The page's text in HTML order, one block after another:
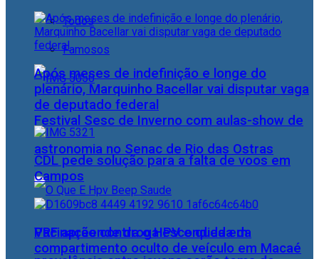
Todos
Famosos
Festival Sesc de Inverno com aulas-show de
astronomia no Senac de Rio das Ostras
Vacinação contra o HPV e queda da
Após meses de indefinição e longe do
plenário, Marquinho Bacellar vai disputar vaga
de deputado federal
CDL pede solução para a falta de voos em
Campos
PRF apreende droga escondida em
compartimento oculto de veículo em Macaé